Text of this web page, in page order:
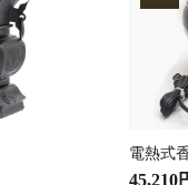
電熱式
45,210